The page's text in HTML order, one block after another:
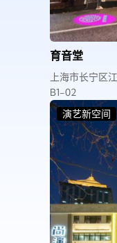
育音堂
上海市长宁区
B1-02
演艺新空间